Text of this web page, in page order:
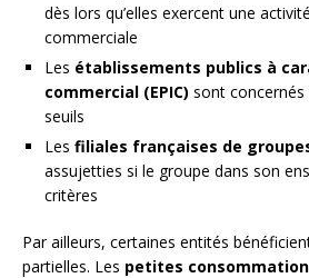
dès lors qu’elles exercent une
commerciale
Les établissements publics à
commercial (EPIC) sont concernés
seuils
Les filiales françaises de
assujetties si le groupe dans son
critères
Par ailleurs, certaines entités
partielles. Les petites